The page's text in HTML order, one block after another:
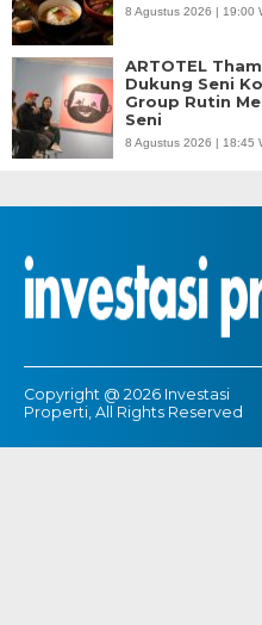
8 Agustus 2026 | 19:00
ARTOTEL
Dukung Seni
Group Rutin
Seni
8 Agustus 2026 | 18:45
Copyright @ 2026 Investasi
Properti, All Rights Reserved